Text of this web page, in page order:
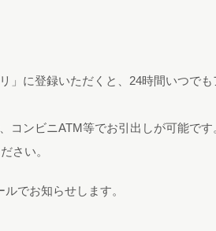
に登録いただくと、24時間いつでも
ンビニATM等でお引出しが可能です
さい。
でお知らせします。